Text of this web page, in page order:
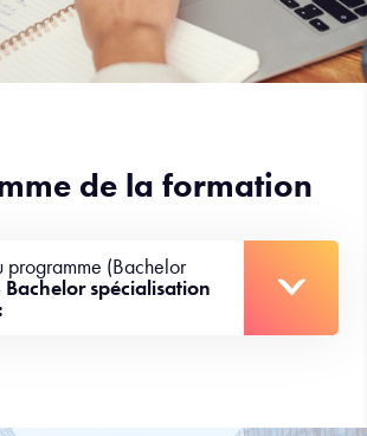
de la formation
programme (Bachelor
Bachelor spécialisation